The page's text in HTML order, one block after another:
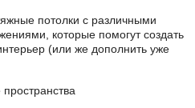
потолки с различными
которые помогут создать
(или же дополнить уже